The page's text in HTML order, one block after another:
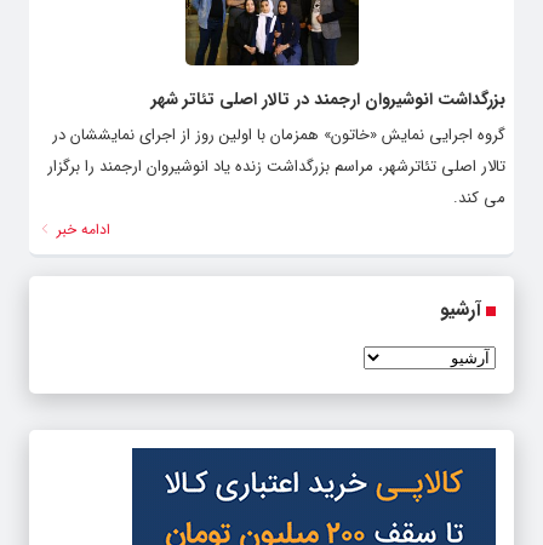
بزرگداشت انوشیروان ارجمند در تالار اصلی تئاتر شهر
گروه اجرایی نمایش «خاتون» همزمان با اولین روز از اجرای نمایششان در
تالار اصلی تئاترشهر، مراسم بزرگداشت زنده یاد انوشیروان ارجمند را برگزار
می کند.
ادامه خبر
آرشیو